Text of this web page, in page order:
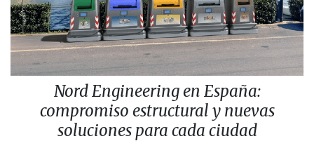
Nord Engineering en España:
compromiso estructural y nuevas
soluciones para cada ciudad